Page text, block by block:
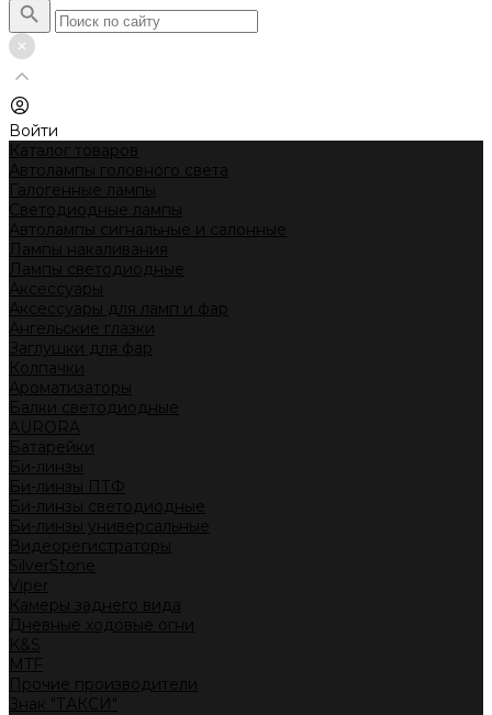
Войти
Каталог товаров
Автолампы головного света
Галогенные лампы
Светодиодные лампы
Автолампы сигнальные и салонные
Лампы накаливания
Лампы светодиодные
Аксессуары
Аксессуары для ламп и фар
Ангельские глазки
Заглушки для фар
Колпачки
Ароматизаторы
Балки светодиодные
AURORA
Батарейки
Би-линзы
Би-линзы ПТФ
Би-линзы светодиодные
Би-линзы универсальные
Видеорегистраторы
SilverStone
Viper
Камеры заднего вида
Дневные ходовые огни
K&S
MTF
Прочие производители
Знак "ТАКСИ"